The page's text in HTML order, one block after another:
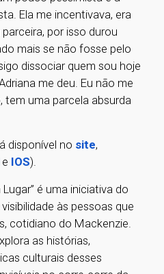
Ela me incentivava, era
por isso durou
mais se não fosse pelo
dissociar quem sou hoje
me deu. Eu não me
tem uma parcela absurda
disponível no site,
e IOS).
é uma iniciativa do
às pessoas que
cotidiano do Mackenzie.
as histórias,
culturais desses